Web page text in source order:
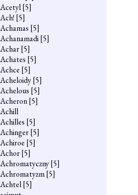
Acetyl[5]
Ach! [5]
Achamas [5]
Achanamadi[5]
Achar[5]
Achates [5]
Achce [5]
Acheloidy[5]
Achelous [5]
Acheron[5]
Achill
Achilles [5]
Achinger[5]
Achiroe [5]
Achor[5]
Achromatyczny[5]
Achromatyzm[5]
Achtel[5]